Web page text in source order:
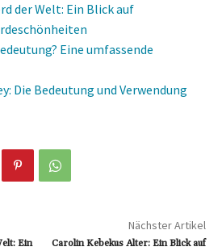
der Welt: Ein Blick auf
Eine umfassende
Die Bedeutung und Verwendung
Ein
Nächster Artikel
Carolin Kebekus Alter: Ein Blick auf